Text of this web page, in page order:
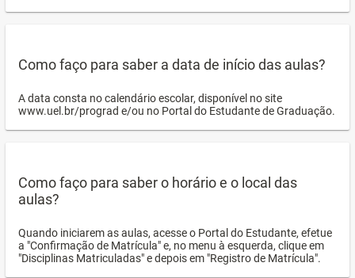
Como faço para saber a data de início das aulas?
A data consta no calendário escolar, disponível no site
www.uel.br/prograd e/ou no Portal do Estudante de Graduação.
Como faço para saber o horário e o local das
aulas?
Quando iniciarem as aulas, acesse o Portal do Estudante, efetue
a "Confirmação de Matrícula" e, no menu à esquerda, clique em
"Disciplinas Matriculadas" e depois em "Registro de Matrícula".